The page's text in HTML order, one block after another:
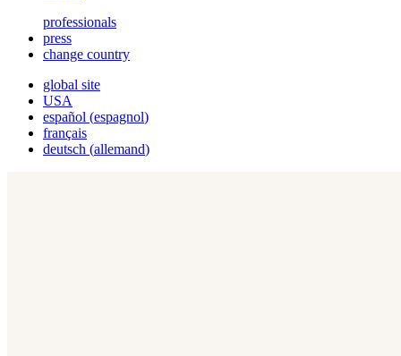
professionals
press
change country
global site
USA
español (espagnol)
français
deutsch (allemand)